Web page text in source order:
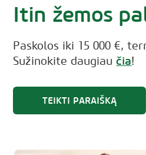
Itin žemos
Paskolos iki 15 000 €,
Sužinokite daugiaučia!
TEIKTI PARAIŠKĄ